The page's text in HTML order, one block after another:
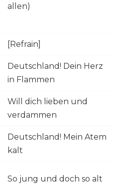
allen)
[Refrain]
Deutschland! Dein Herz
in Flammen
Will dich lieben und
verdammen
Deutschland! Mein Atem
kalt
So jung und doch so alt